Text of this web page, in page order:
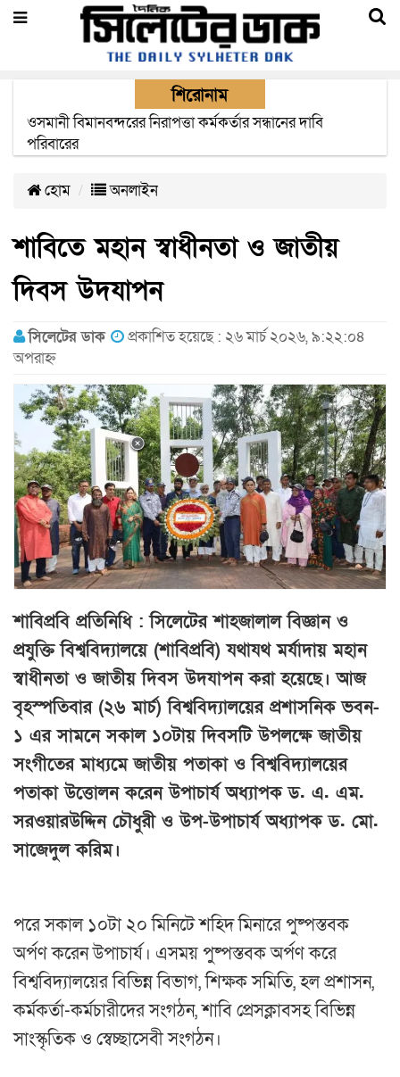
শিরোনাম
এক মাসের মধ্যে সিলেট-জাফলং রেললাইন নির্মাণ প্রকল্পের কাজ
দৃশ্যমান হবে- শ্রম মন্ত্রী
হোম অনলাইন
শাবিতে মহান স্বাধীনতা ও জাতীয়
দিবস উদযাপন
সিলেটের ডাক
প্রকাশিত হয়েছে : ২৬ মার্চ ২০২৬, ৯:২২:০৪
অপরাহ্ন
শাবিপ্রবি প্রতিনিধি : সিলেটের শাহজালাল বিজ্ঞান ও
প্রযুক্তি বিশ্ববিদ্যালয়ে (শাবিপ্রবি) যথাযথ মর্যাদায় মহান
স্বাধীনতা ও জাতীয় দিবস উদযাপন করা হয়েছে। আজ
বৃহস্পতিবার (২৬ মার্চ) বিশ্ববিদ্যালয়ের প্রশাসনিক ভবন-
১ এর সামনে সকাল ১০টায় দিবসটি উপলক্ষে জাতীয়
সংগীতের মাধ্যমে জাতীয় পতাকা ও বিশ্ববিদ্যালয়ের
পতাকা উত্তোলন করেন উপাচার্য অধ্যাপক ড. এ. এম.
সরওয়ারউদ্দিন চৌধুরী ও উপ-উপাচার্য অধ্যাপক ড. মো.
সাজেদুল করিম।
পরে সকাল ১০টা ২০ মিনিটে শহিদ মিনারে পুষ্পস্তবক
অর্পণ করেন উপাচার্য। এসময় পুষ্পস্তবক অর্পণ করে
বিশ্ববিদ্যালয়ের বিভিন্ন বিভাগ, শিক্ষক সমিতি, হল প্রশাসন,
কর্মকর্তা-কর্মচারীদের সংগঠন, শাবি প্রেসক্লাবসহ বিভিন্ন
সাংস্কৃতিক ও স্বেচ্ছাসেবী সংগঠন।